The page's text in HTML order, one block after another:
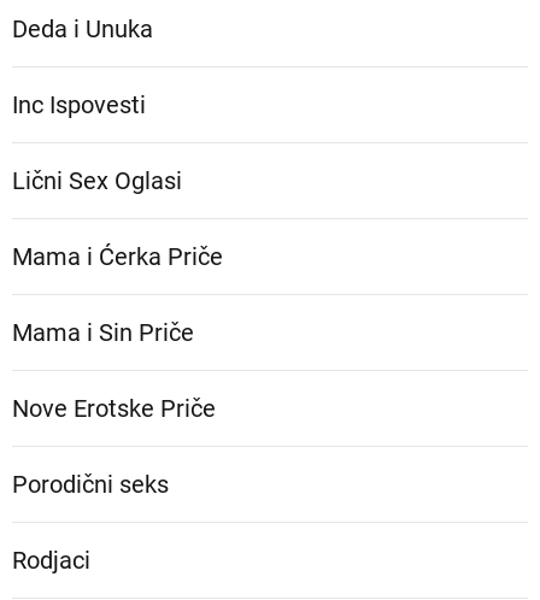
Deda i Unuka
Inc Ispovesti
Lični Sex Oglasi
Mama i Ćerka Priče
Mama i Sin Priče
Nove Erotske Priče
Porodični seks
Rodjaci